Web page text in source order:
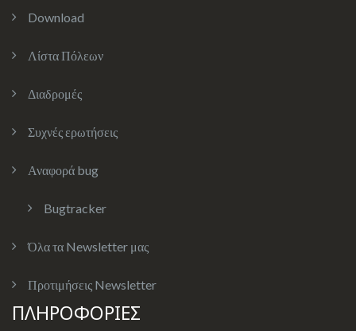
Download
Λίστα Πόλεων
Διαδρομές
Συχνές ερωτήσεις
Αναφορά bug
Bugtracker
Όλα τα Newsletter μας
Προτιμήσεις Newsletter
ΠΛΗΡΟΦΟΡΙΕΣ